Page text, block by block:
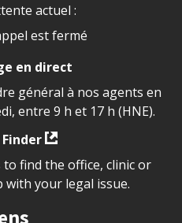
actuel :
est fermé
en direct
général à nos agents en
entre 9 h et 17 h (HNE).
find the office, clinic or
with your legal issue.